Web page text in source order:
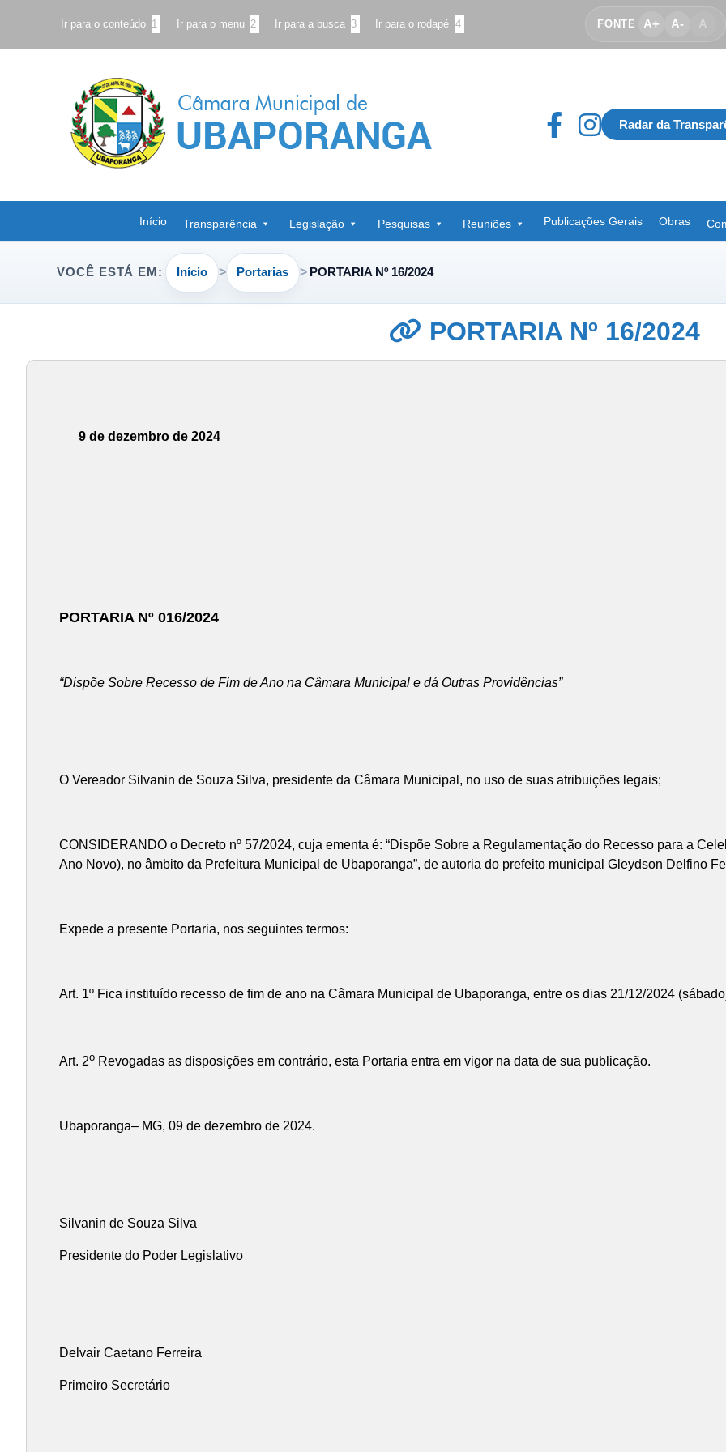
Ir para o conteúdo 1 Ir para o menu 2 Ir para a busca 3 Ir para o rodapé 4 FONTE A+ A- A
Radar da
Início Transparência Legislação Pesquisas Reuniões Publicações Gerais Obras
VOCÊ ESTÁ EM: Início Portarias PORTARIA Nº 16/2024
PORTARIA Nº 16/2024
9 de dezembro de 2024
PORTARIA Nº 016/2024
“Dispõe Sobre Recesso de Fim de Ano na Câmara Municipal e dá Outras Providências”
O Vereador Silvanin de Souza Silva, presidente da Câmara Municipal, no uso de suas atribuições legais;
CONSIDERANDO o Decreto nº 57/2024, cuja ementa é: “Dispõe Sobre a Regulamentação do Recesso para a
Ano Novo), no âmbito da Prefeitura Municipal de Ubaporanga”, de autoria do prefeito municipal Gleydson Delfino
Expede a presente Portaria, nos seguintes termos:
Art. 1º Fica instituído recesso de fim de ano na Câmara Municipal de Ubaporanga, entre os dias 21/12/2024
Art. 2o Revogadas as disposições em contrário, esta Portaria entra em vigor na data de sua publicação.
Ubaporanga– MG, 09 de dezembro de 2024.
Silvanin de Souza Silva
Presidente do Poder Legislativo
Delvair Caetano Ferreira
Primeiro Secretário